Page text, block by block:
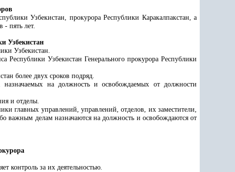
Узбекистан, прокурора Республики Каракалпакстан, а
- пять лет.
Узбекистан
Узбекистан.
Республики Узбекистан Генерального прокурора Республики
более двух сроков подряд.
назначаемых на должность и освобождаемых от должности
и отделы.
главных управлений, управлений, отделов, их заместители,
важным делам назначаются на должность и освобождаются от
контроль за их деятельностью.